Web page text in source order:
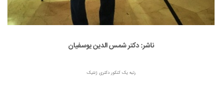
ناشر: دکتر شمس الدین یوسفیان
رتبه یک کنکور دکتری ژنتیک